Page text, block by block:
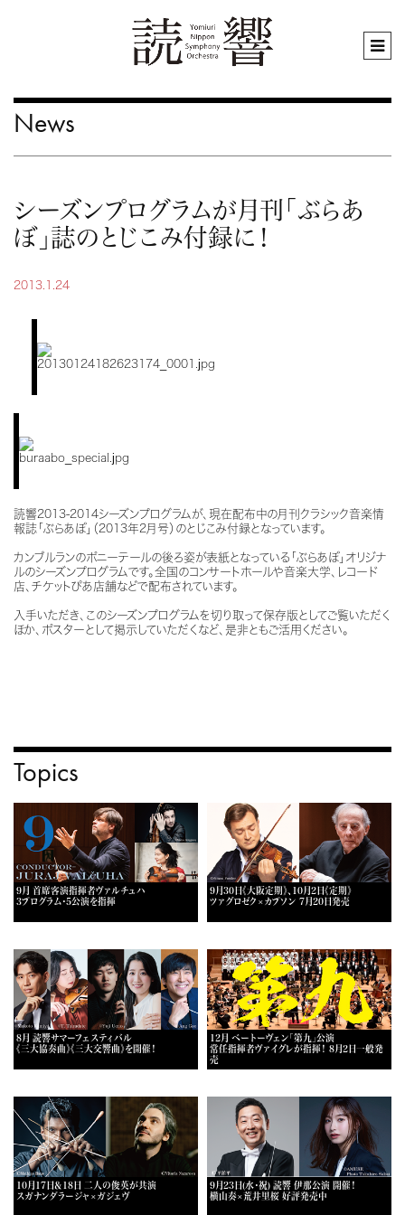
News
シーズンプログラムが月刊「ぶらあ
ぼ」誌のとじこみ付録に！
2013.1.24
読響2013-2014シーズンプログラムが、現在配布中の月刊クラシック音楽情
報誌「ぶらあぼ」（2013年2月号）のとじこみ付録となっています。
カンブルランのポニーテールの後ろ姿が表紙となっている「ぶらあぼ」オリジナ
ルのシーズンプログラムです。全国のコンサートホールや音楽大学、レコード
店、チケットぴあ店舗などで配布されています。
入手いただき、このシーズンプログラムを切り取って保存版としてご覧いただく
ほか、ポスターとして掲示していただくなど、是非ともご活用ください。
Topics
9月 首席客演指揮者ヴァルチュハ
3プログラム・5公演を指揮
9月30日《大阪定期》、10月2日《定期》
ツァグロゼク×カプソン 7月20日発売
8月 読響サマーフェスティバル
《三大協奏曲》《三大交響曲》を開催！
12月 ベートーヴェン「第九」公演
常任指揮者ヴァイグレが指揮！ 8月2日一般発
売
10月17日＆18日 二人の俊英が共演
スガナンダラージャ×ガジェヴ
9月23日(水・祝) 読響 伊那公演 開催！
横山奏×荒井里桜 好評発売中